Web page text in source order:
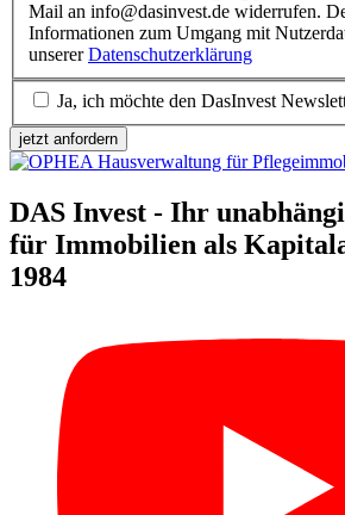
Mail an info@dasinvest.de widerrufen.
Informationen zum Umgang mit
unsererDatenschutzerklärung
Ja, ich möchte den DasInvest
jetzt anfordern
DAS Invest - Ihr
für Immobilien als
1984